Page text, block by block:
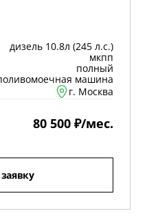
дизель 10.8л (245 л.с.)
мкпп
полный
машина
г. Москва
80 500 ₽/мес.